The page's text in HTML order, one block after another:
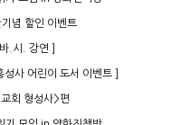
념 할인 이벤트
.시. 강연 ]
사 어린이 도서 이벤트 ]
회 형성사>편